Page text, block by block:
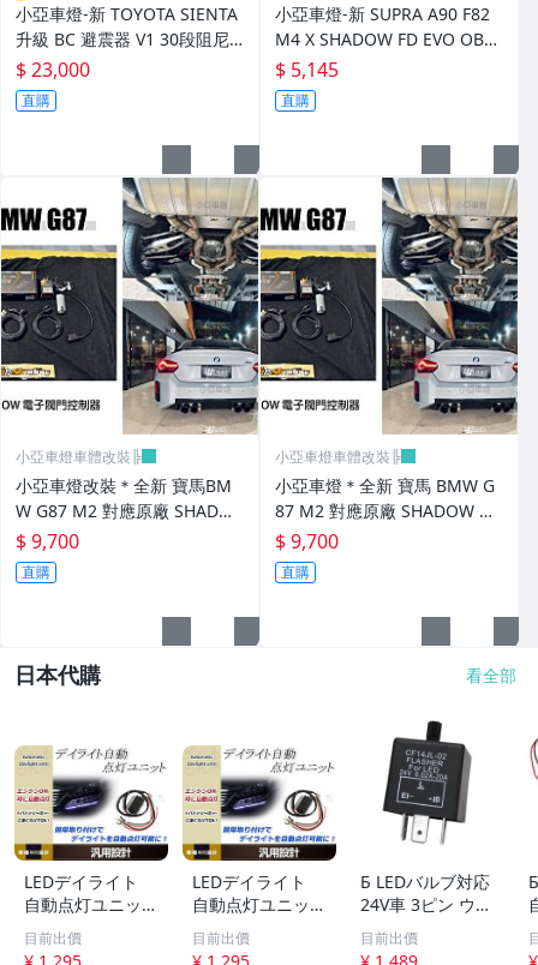
小亞車燈-新 TOYOTA SIENTA
升級 BC 避震器 V1 30段阻尼
高低軟硬可調 實車
$ 23,000
直購
小亞車燈-新 SUPRA A90 F82
M4 X SHADOW FD EVO OBD
2 監控錶 監控表
$ 5,145
直購
小亞車燈車體改裝╠
小亞車燈改裝＊全新 寶馬BM
W G87 M2 對應原廠 SHADO
W 電子閥門控制器
$ 9,700
直購
小亞車燈車體改裝╠
小亞車燈＊全新 寶馬 BMW G
87 M2 對應原廠 SHADOW 電
子閥門控制器
$ 9,700
直購
日本代購 看全部
LEDデイライト
自動点灯ユニット
減光機能付き 12V
車専用 エンジン
目前出價
LEDデイライト
自動点灯ユニット
減光機能付き 12V
車専用 エンジン
目前出價
Б LEDバルブ対応
24V車 3ピン ウイ
ンカーリレー 速
度調整 無段階調
目前出價